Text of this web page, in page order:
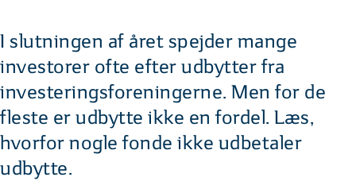
I slutningen af året spejder mange
investorer ofte efter udbytter fra
investeringsforeningerne. Men for de
fleste er udbytte ikke en fordel. Læs,
hvorfor nogle fonde ikke udbetaler
udbytte.